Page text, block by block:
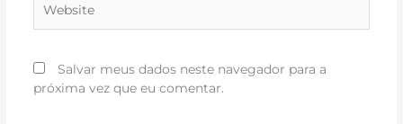
Salvar meus dados neste navegador para a
próxima vez que eu comentar.